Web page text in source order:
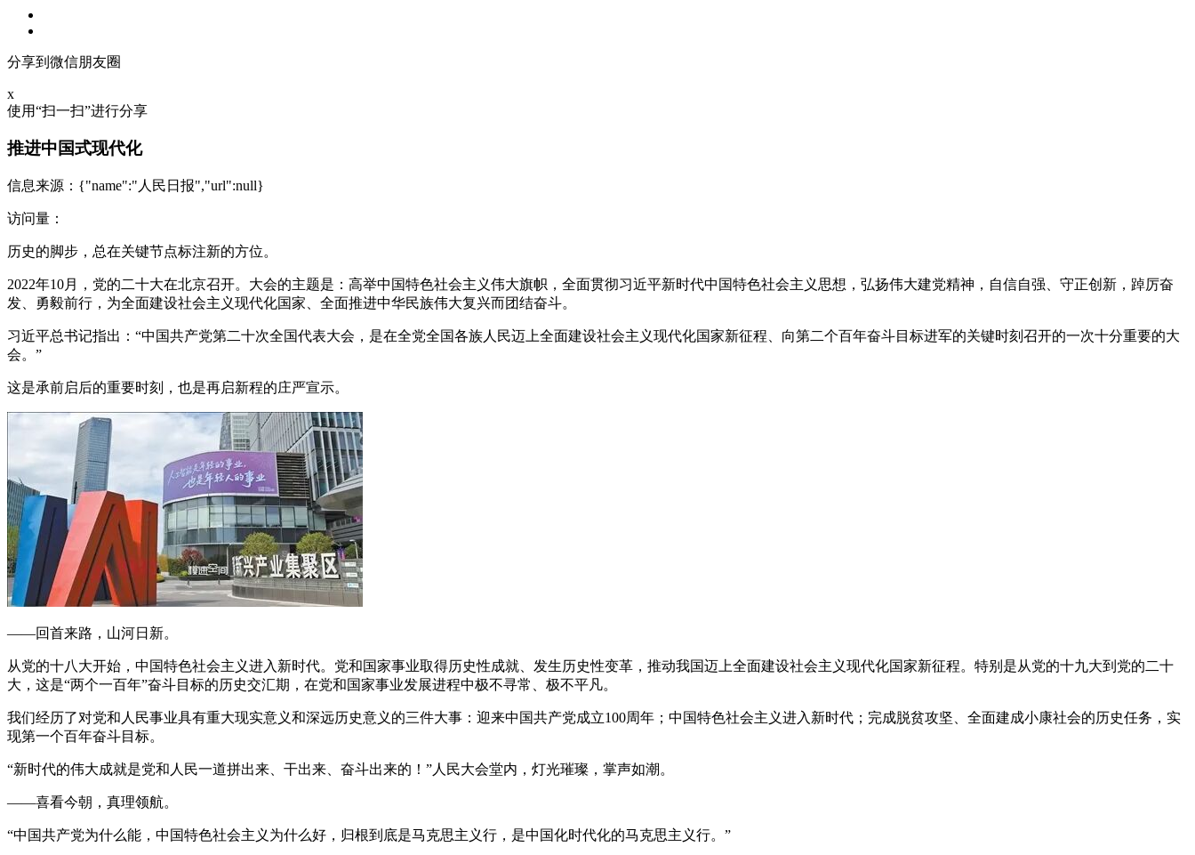
分享到微信朋友圈
x
使用“扫一扫”进行分享
推进中国式现代化
信息来源： {"name":"人民日报","url":null}
访问量：
历史的脚步，总在关键节点标注新的方位。
2022年10月，党的二十大在北京召开。大会的主题是：高举中国特色社会主义伟大旗帜，全面贯彻习近平新时代中国特色社会主义思想，弘扬伟大建党精神，自信自强、守正创新，踔厉奋
发、勇毅前行，为全面建设社会主义现代化国家、全面推进中华民族伟大复兴而团结奋斗。
习近平总书记指出：“中国共产党第二十次全国代表大会，是在全党全国各族人民迈上全面建设社会主义现代化国家新征程、向第二个百年奋斗目标进军的关键时刻召开的一次十分重要的大
会。”
这是承前启后的重要时刻，也是再启新程的庄严宣示。
——回首来路，山河日新。
从党的十八大开始，中国特色社会主义进入新时代。党和国家事业取得历史性成就、发生历史性变革，推动我国迈上全面建设社会主义现代化国家新征程。特别是从党的十九大到党的二十
大，这是“两个一百年”奋斗目标的历史交汇期，在党和国家事业发展进程中极不寻常、极不平凡。
我们经历了对党和人民事业具有重大现实意义和深远历史意义的三件大事：迎来中国共产党成立100周年；中国特色社会主义进入新时代；完成脱贫攻坚、全面建成小康社会的历史任务，实
现第一个百年奋斗目标。
“新时代的伟大成就是党和人民一道拼出来、干出来、奋斗出来的！”人民大会堂内，灯光璀璨，掌声如潮。
——喜看今朝，真理领航。
“中国共产党为什么能，中国特色社会主义为什么好，归根到底是马克思主义行，是中国化时代化的马克思主义行。”